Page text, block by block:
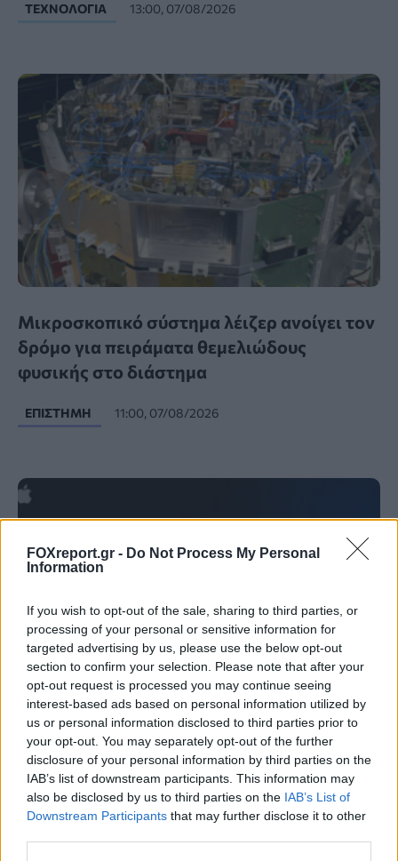
FOXreport.gr - Do Not Process My Personal
Information
If you wish to opt-out of the sale, sharing to third parties, or
processing of your personal or sensitive information for
targeted advertising by us, please use the below opt-out
section to confirm your selection. Please note that after your
opt-out request is processed you may continue seeing
interest-based ads based on personal information utilized by
us or personal information disclosed to third parties prior to
your opt-out. You may separately opt-out of the further
disclosure of your personal information by third parties on the
IAB’s list of downstream participants. This information may
also be disclosed by us to third parties on the IAB’s List of
Downstream Participants that may further disclose it to other
ΤΕΧΝΟΛΟΓΊΑ 13:00, 07/08/2026
Μικροσκοπικό σύστημα λέιζερ ανοίγει τον
δρόμο για πειράματα θεμελιώδους
φυσικής στο διάστημα
ΕΠΙΣΤΉΜΗ 11:00, 07/08/2026
Κενό ασφαλείας στο iCloud Private Relay
της Apple μπορεί να αποκαλύψει την
πραγματική διεύθυνση IP
MUST READ 09:00, 07/08/2026